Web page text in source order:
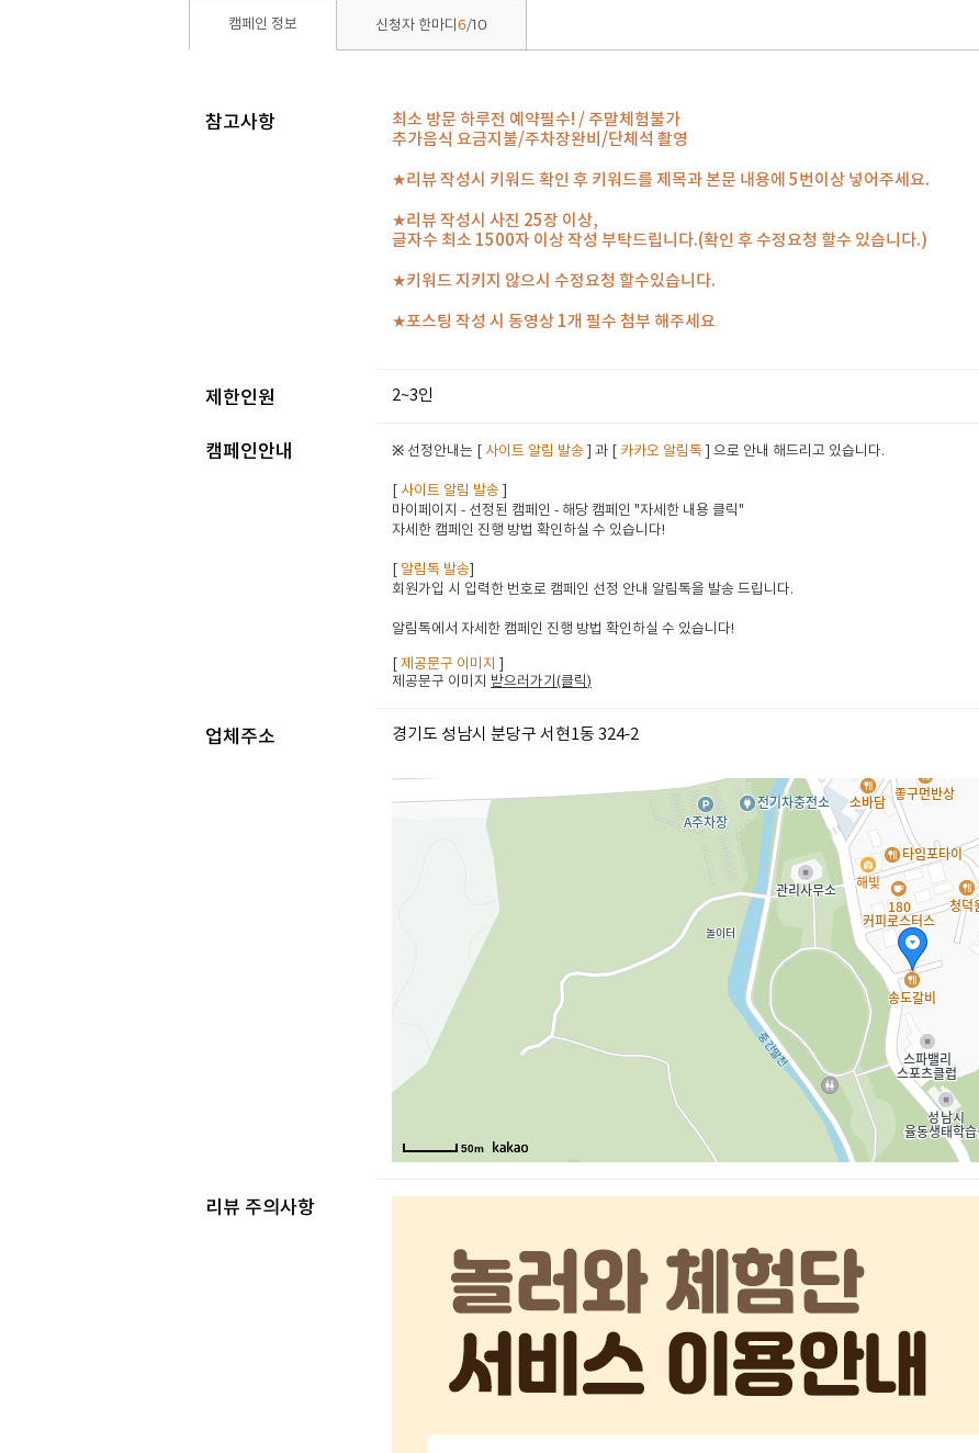
캠페인 정보 신청자 한마디 6/10
참고사항
최소 방문 하루전 예약필수! / 주말체험불가
추가음식 요금지불/주차장완비/단체석 촬영
★리뷰 작성시 키워드 확인 후 키워드를 제목과 본문 내용에 5번이상 넣어주세요.
★리뷰 작성시 사진 25장 이상,
글자수 최소 1500자 이상 작성 부탁드립니다.(확인 후 수정요청 할수 있습니다.)
★키워드 지키지 않으시 수정요청 할수있습니다.
★포스팅 작성 시 동영상 1개 필수 첨부 해주세요
제한인원 2~3인
캠페인안내 ※ 선정안내는 [ 사이트 알림 발송 ] 과 [ 카카오 알림톡 ] 으로 안내 해드리고 있습니다.
사이트 알림 발송
마이페이지 - 선정된 캠페인 - 해당 캠페인 "자세한 내용 클릭"
자세한 캠페인 진행 방법 확인하실 수 있습니다!
알림톡 발송
회원가입 시 입력한 번호로 캠페인 선정 안내 알림톡을 발송 드립니다.
알림톡에서 자세한 캠페인 진행 방법 확인하실 수 있습니다!
[제공문구 이미지
제공문구 이미지 받으러가기(클릭 )
업체주소 경기도 성남시 분당구 서현1동 324-2
50m
리뷰 주의사항